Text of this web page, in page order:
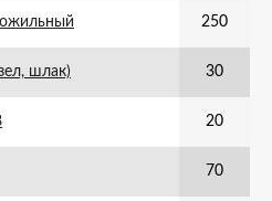
250
шлак) 30
20
70